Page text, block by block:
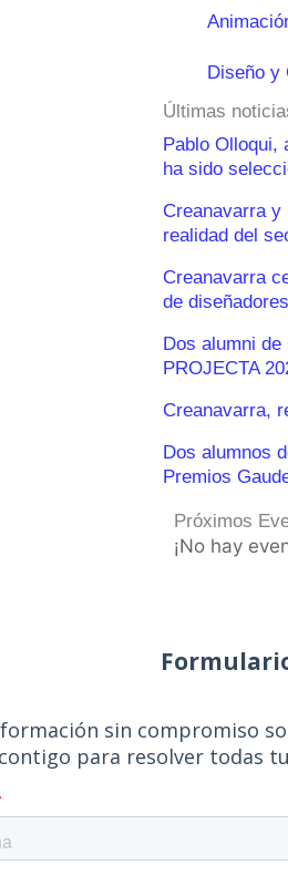
Diseño y
Últimas
Pablo Olloqui,
ha sido
Creanavarra y
realidad del
Creanavarra
de
Dos alumni
PROJECTA
Creanavarra,
Dos alumnos
Premios
Próximos
¡No hay